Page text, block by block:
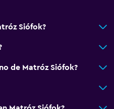
Siófok?
de Matróz Siófok?